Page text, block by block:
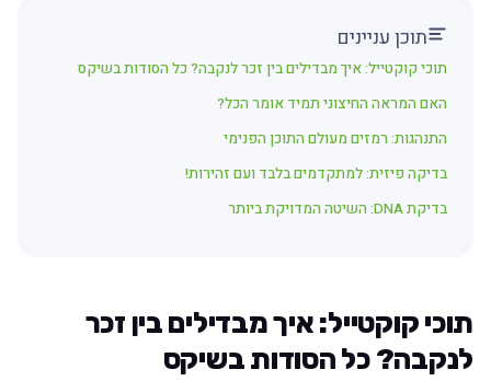
תוכן עניינים
תוכי קוקטייל: איך מבדילים בין זכר לנקבה? כל הסודות בשיקס
האם המראה החיצוני תמיד אומר הכל?
התנהגות: רמזים מעולם התוכן הפנימי
בדיקה פיזית: למתקדמים בלבד ועם זהירות!
בדיקת DNA: השיטה המדויקת ביותר
תוכי קוקטייל: איך מבדילים בין זכר
לנקבה? כל הסודות בשיקס